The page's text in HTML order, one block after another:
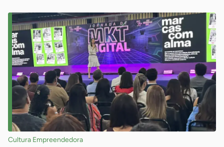
Cultura Empreendedora